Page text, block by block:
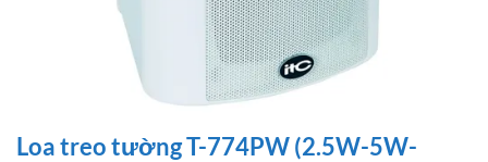
Loa treo tường T-774PW (2.5W-5W-